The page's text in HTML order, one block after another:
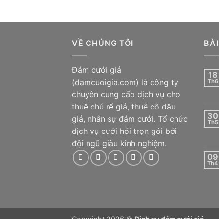
VỀ CHÚNG TÔI
Đám cưới giả
(damcuoigia.com) là công ty
chuyên cung cấp dịch vụ cho
thuê chú rể giả, thuê cô dâu
giả, nhân sự đám cưới. Tổ chức
dịch vụ cưới hỏi trọn gói bởi
đội ngũ giàu kinh nghiệm.
18
Th6
30
Th5
09
Th4